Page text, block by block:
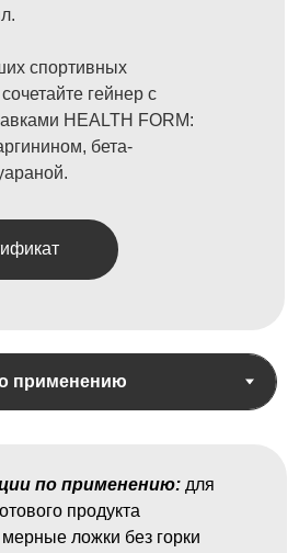
спортивных
гейнер с
HEALTH FORM:
бета-
по применению: для
продукта
ложки без горки